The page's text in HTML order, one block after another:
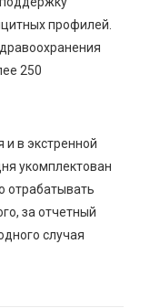
профилей.
250
и в экстренной
укомплектован
отрабатывать
за отчетный
случая